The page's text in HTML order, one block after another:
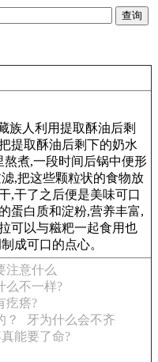
族人利用提取酥油后剩
提取酥油后剩下的奶水
煮,一段时间后锅中便形
,把这些颗粒状的食物放
,干了之后便是美味可口
蛋白质和淀粉,营养丰富,
可以与糍粑一起食用也
成可口的点心。
注意什么
么不一样?
疙瘩?
？
牙为什么会不齐
能要了命?